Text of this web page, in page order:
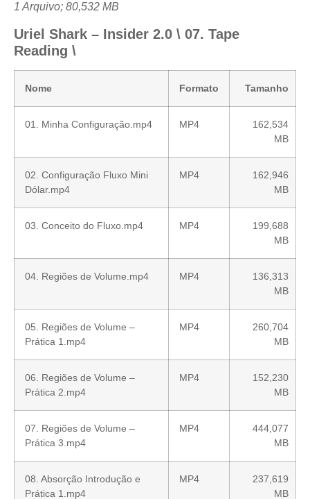
1 Arquivo; 80,532 MB
Uriel Shark – Insider 2.0 \ 07. Tape
Reading \
Nome Formato Tamanho
01. Minha Configuração.mp4 MP4
162,534
MB
02. Configuração Fluxo Mini
Dólar.mp4
MP4
162,946
MB
03. Conceito do Fluxo.mp4 MP4
199,688
MB
04. Regiões de Volume.mp4 MP4
136,313
MB
05. Regiões de Volume –
Prática 1.mp4
MP4
260,704
MB
06. Regiões de Volume –
Prática 2.mp4
MP4
152,230
MB
07. Regiões de Volume –
Prática 3.mp4
MP4
444,077
MB
08. Absorção Introdução e
Prática 1.mp4
MP4
237,619
MB